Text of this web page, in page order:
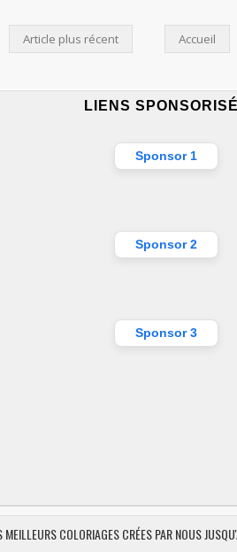
Article plus récent Accueil
LIENS
Sponsor 1
Sponsor 2
Sponsor 3
MEILLEURS COLORIAGES CRÉES PAR NOUS